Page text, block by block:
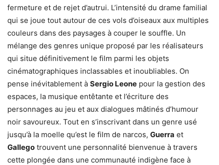
fermeture et de rejet d’autrui. L’intensité du drame familial
qui se joue tout autour de ces vols d’oiseaux aux multiples
couleurs dans des paysages à couper le souffle. Un
mélange des genres unique proposé par les réalisateurs
qui situe définitivement le film parmi les objets
cinématographiques inclassables et inoubliables. On
pense inévitablement à Sergio Leone pour la gestion des
espaces, la musique entêtante et l’écriture des
personnages au jeu et aux dialogues mâtinés d’humour
noir savoureux. Tout en s’inscrivant dans un genre usé
jusqu’à la moelle qu’est le film de narcos, Guerra et
Gallego trouvent une personnalité bienvenue à travers
cette plongée dans une communauté indigène face à